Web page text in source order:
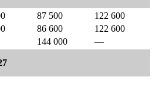
87 500
122 600
86 600
122 600
144 000 —